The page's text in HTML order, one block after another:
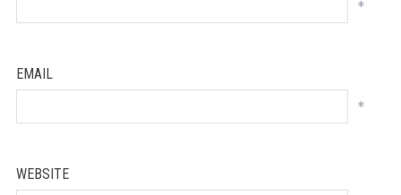
*
EMAIL
*
WEBSITE